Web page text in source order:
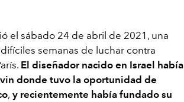
el sábado 24 de abril de 2021, una
semanas de luchar contra
El diseñador nacido en Israel había
donde tuvo la oportunidad de
, y recientemente había fundado su